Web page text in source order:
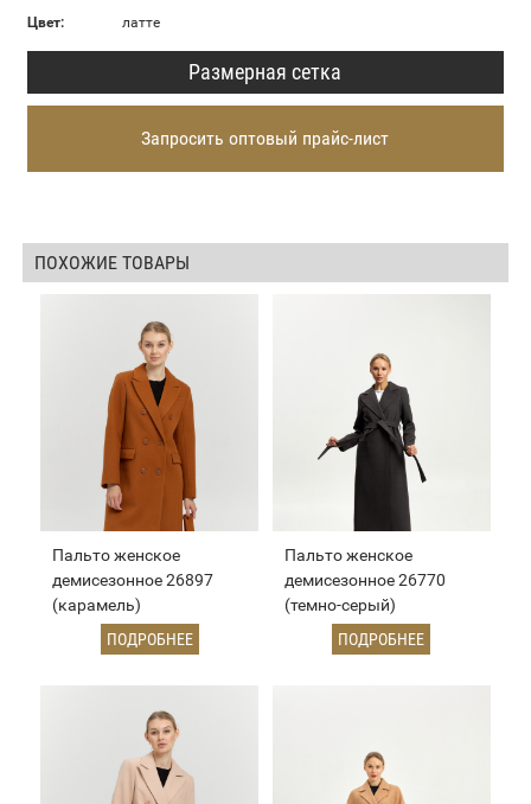
Цвет:
латте
Размерная сетка
Запросить оптовый прайс-лист
ПОХОЖИЕ ТОВАРЫ
Пальто женское
демисезонное 26897
(карамель)
ПОДРОБНЕЕ
Пальто женское
демисезонное 26770
(темно-серый)
ПОДРОБНЕЕ